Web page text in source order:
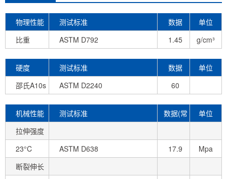
物理性能 测试标准 数据
单位
比重
ASTM D792 1.45 g/cm³
硬度 测试标准 数据
单位
邵氏A10s
ASTM D2240 60
机械性能 测试标准
数据(常
单位
拉伸强度
23°C
ASTM D638 17.9
Mpa
断裂伸长